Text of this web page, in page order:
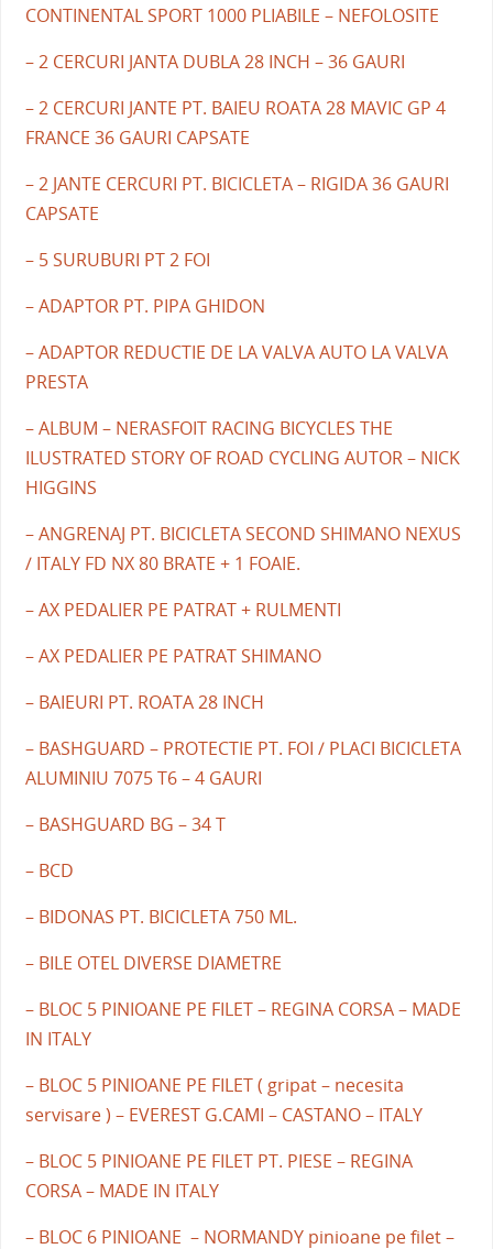
CONTINENTAL SPORT 1000 PLIABILE – NEFOLOSITE
– 2 CERCURI JANTA DUBLA 28 INCH – 36 GAURI
– 2 CERCURI JANTE PT. BAIEU ROATA 28 MAVIC GP 4
FRANCE 36 GAURI CAPSATE
– 2 JANTE CERCURI PT. BICICLETA – RIGIDA 36 GAURI
CAPSATE
– 5 SURUBURI PT 2 FOI
– ADAPTOR PT. PIPA GHIDON
– ADAPTOR REDUCTIE DE LA VALVA AUTO LA VALVA
PRESTA
– ALBUM – NERASFOIT RACING BICYCLES THE
ILUSTRATED STORY OF ROAD CYCLING AUTOR – NICK
HIGGINS
– ANGRENAJ PT. BICICLETA SECOND SHIMANO NEXUS
/ ITALY FD NX 80 BRATE + 1 FOAIE.
– AX PEDALIER PE PATRAT + RULMENTI
– AX PEDALIER PE PATRAT SHIMANO
– BAIEURI PT. ROATA 28 INCH
– BASHGUARD – PROTECTIE PT. FOI / PLACI BICICLETA
ALUMINIU 7075 T6 – 4 GAURI
– BASHGUARD BG – 34 T
– BCD
– BIDONAS PT. BICICLETA 750 ML.
– BILE OTEL DIVERSE DIAMETRE
– BLOC 5 PINIOANE PE FILET – REGINA CORSA – MADE
IN ITALY
– BLOC 5 PINIOANE PE FILET ( gripat – necesita
servisare ) – EVEREST G.CAMI – CASTANO – ITALY
– BLOC 5 PINIOANE PE FILET PT. PIESE – REGINA
CORSA – MADE IN ITALY
– BLOC 6 PINIOANE – NORMANDY pinioane pe filet –